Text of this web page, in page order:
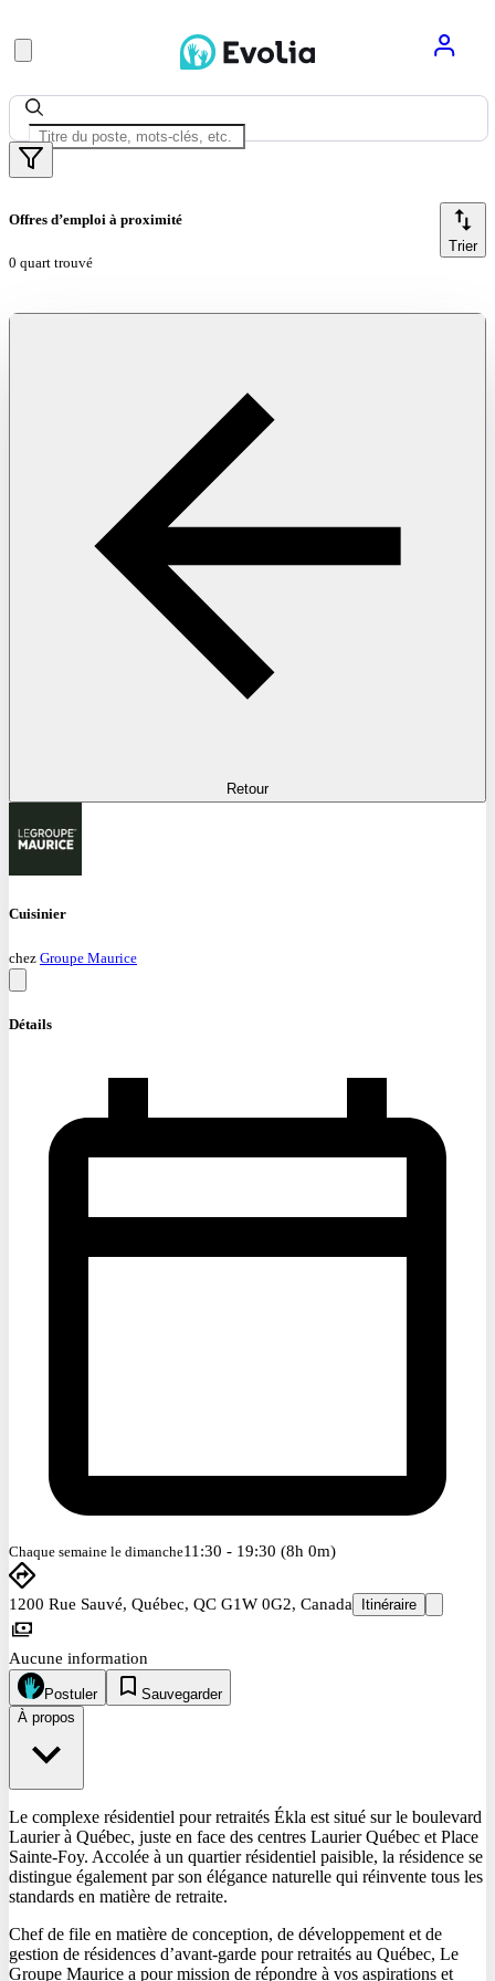
Offres d’emploi à proximité
0 quart trouvé
Trier
Retour
Cuisinier
chez Groupe Maurice
Détails
Chaque semaine le dimanche11:30 - 19:30 (8h 0m)
1200 Rue Sauvé, Québec, QC G1W 0G2, Canada Itinéraire
Aucune information
Postuler
Sauvegarder
À propos
Le complexe résidentiel pour retraités Ékla est situé sur le boulevard
Laurier à Québec, juste en face des centres Laurier Québec et Place
Sainte-Foy. Accolée à un quartier résidentiel paisible, la résidence se
distingue également par son élégance naturelle qui réinvente tous les
standards en matière de retraite.
Chef de file en matière de conception, de développement et de
gestion de résidences d’avant-garde pour retraités au Québec, Le
Groupe Maurice a pour mission de répondre à vos aspirations et